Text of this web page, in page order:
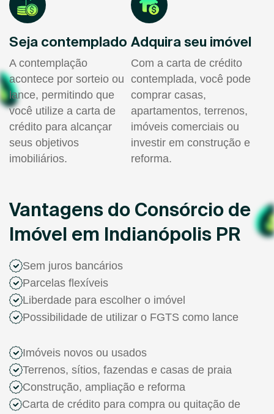
Seja contemplado
A contemplação
acontece por sorteio ou
lance, permitindo que
você utilize a carta de
crédito para alcançar
seus objetivos
imobiliários.
Adquira seu imóvel
Com a carta de crédito
contemplada, você pode
comprar casas,
apartamentos, terrenos,
imóveis comerciais ou
investir em construção e
reforma.
Vantagens do Consórcio de
Imóvel em Indianópolis PR
Sem juros bancários
Parcelas flexíveis
Liberdade para escolher o imóvel
Possibilidade de utilizar o FGTS como lance
Imóveis novos ou usados
Terrenos, sítios, fazendas e casas de praia
Construção, ampliação e reforma
Carta de crédito para compra ou quitação de